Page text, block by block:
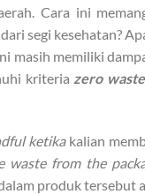
Cara ini
segi kesehatan?
masih memiliki
kriteria zero waste
ketikakalian
waste from the
produk tersebut